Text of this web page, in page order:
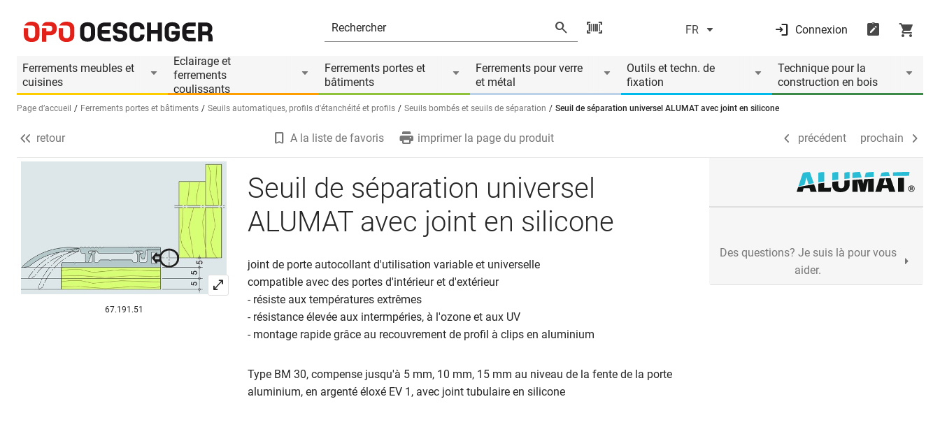
FR Connexion
Ferrements meubles et
cuisines
Eclairage et
ferrements
coulissants
Ferrements portes et
bâtiments
Ferrements pour verre
et métal
Outils et techn. de
fixation
Technique pour la
construction en bois
Sélectionnez une langue (FR)
Page d’accueil Ferrements portes et bâtiments Seuils automatiques, profils d'étanchéité et profils Seuils bombés et seuils de séparation Seuil de séparation universel ALUMAT avec joint en silicone
Informations produit
précédent prochain
retour A la liste de favoris imprimer la page du produit précédent prochain
67.191.51
Seuil de séparation universel
ALUMAT avec joint en silicone
joint de porte autocollant d'utilisation variable et universelle
compatible avec des portes d'intérieur et d'extérieur
- résiste aux températures extrêmes
- résistance élevée aux intermpéries, à l'ozone et aux UV
- montage rapide grâce au recouvrement de profil à clips en aluminium
Type BM 30, compense jusqu'à 5 mm, 10 mm, 15 mm au niveau de la fente de la porte
aluminium, en argenté éloxé EV 1, avec joint tubulaire en silicone
Des questions? Je suis là pour vous
aider.